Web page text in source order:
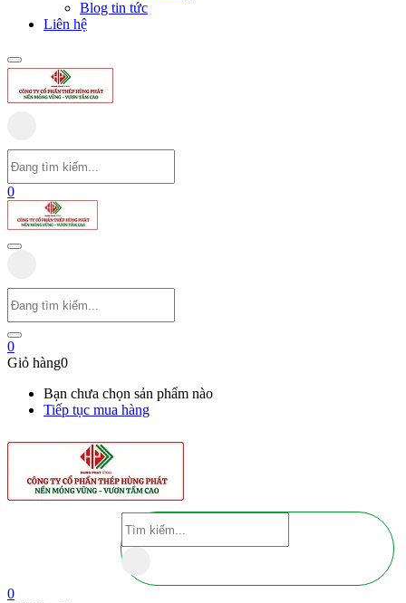
Blog tin tức
Liên hệ
0
0
Giỏ hàng0
Bạn chưa chọn sản phẩm nào
Tiếp tục mua hàng
0